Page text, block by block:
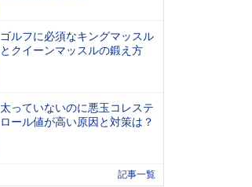
ゴルフに必須なキングマッスル
とクイーンマッスルの鍛え方
太っていないのに悪玉コレステ
ロール値が高い原因と対策は？
記事一覧